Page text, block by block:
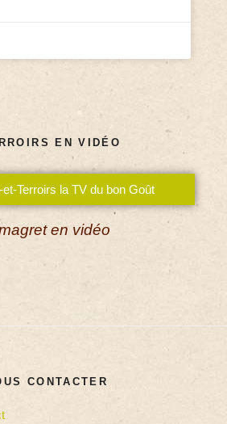
EN VIDÉO
Terroirs la TV du bon Goût
en vidéo
CONTACTER